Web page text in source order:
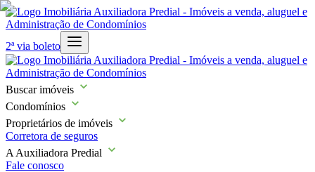
2ª via boleto
Buscar imóveis
Condomínios
Proprietários de imóveis
Corretora de seguros
A Auxiliadora Predial
Fale conosco